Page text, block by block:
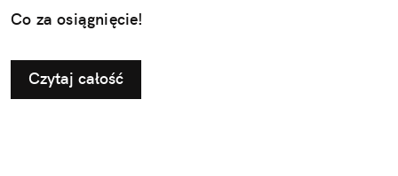
Co za osiągnięcie!
Czytaj całość